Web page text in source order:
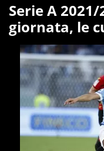
Serie A 2021/
giornata, le